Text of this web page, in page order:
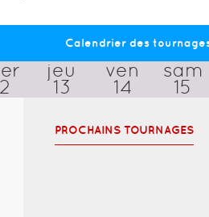
Calendrier des
jeu
13
ven
14
sam
15
PROCHAINS TOURNAGES